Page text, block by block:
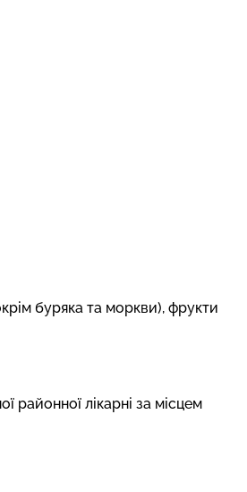
буряка та моркви), фрукти
районної лікарні за місцем